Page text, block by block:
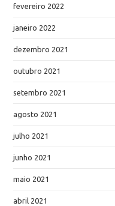
fevereiro 2022
janeiro 2022
dezembro 2021
outubro 2021
setembro 2021
agosto 2021
julho 2021
junho 2021
maio 2021
abril 2021